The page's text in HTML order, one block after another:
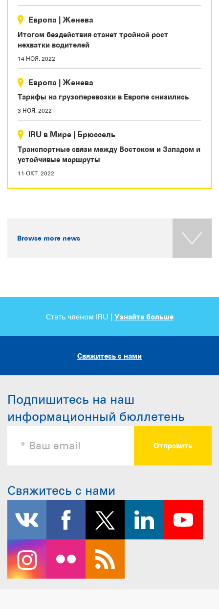
Европа | Женева
Итогом бездействия станет тройной рост
нехватки водителей
14 НОЯ. 2022
Европа | Женева
Тарифы на грузоперевозки в Европе снизились
3 НОЯ. 2022
IRU в Мире | Брюссель
Транспортные связи между Востоком и Западом и
устойчивые маршруты
11 ОКТ. 2022
Browse more news
Стать членом IRU | Узнайте больше
Свяжитесь с нами
Подпишитесь на наш
информационный бюллетень
Свяжитесь с нами